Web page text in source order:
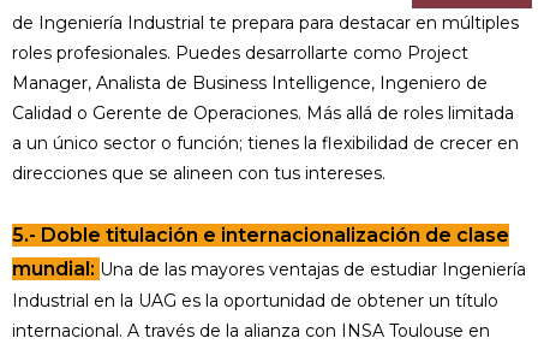
de Ingeniería Industrial te prepara para destacar en múltiples
roles profesionales. Puedes desarrollarte como Project
Manager, Analista de Business Intelligence, Ingeniero de
Calidad o Gerente de Operaciones. Más allá de roles limitada
a un único sector o función; tienes la flexibilidad de crecer en
direcciones que se alineen con tus intereses.
5.- Doble titulación e internacionalización de clase
mundial: Una de las mayores ventajas de estudiar Ingeniería
Industrial en la UAG es la oportunidad de obtener un título
internacional. A través de la alianza con INSA Toulouse en